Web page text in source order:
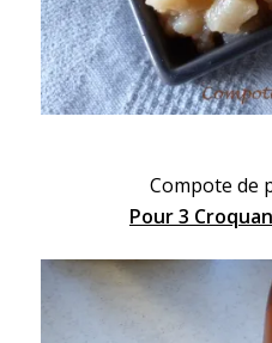
Compote de
Pour 3